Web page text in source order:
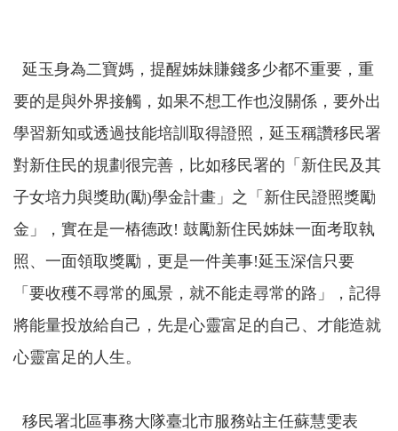
延玉身為二寶媽，提醒姊妹賺錢多少都不重要，重
要的是與外界接觸，如果不想工作也沒關係，要外出
學習新知或透過技能培訓取得證照，延玉稱讚移民署
對新住民的規劃很完善，比如移民署的「新住民及其
子女培力與獎助(勵)學金計畫」之「新住民證照獎勵
金」，實在是一樁德政! 鼓勵新住民姊妹一面考取執
照、一面領取獎勵，更是一件美事!延玉深信只要
「要收穫不尋常的風景，就不能走尋常的路」，記得
將能量投放給自己，先是心靈富足的自己、才能造就
心靈富足的人生。
移民署北區事務大隊臺北市服務站主任蘇慧雯表